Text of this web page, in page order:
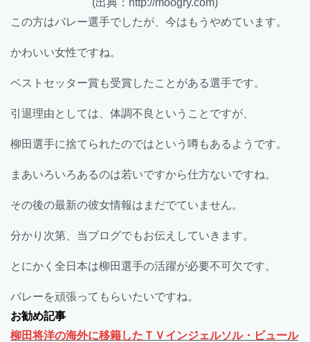
(出典：http://moogry.com)
この方はバレー選手でしたが、今はもうやめています。
かわいい女性ですね。
ベストセッター賞も受賞したことがある選手です。
引退理由としては、体調不良ということですが、
柳田選手に捨てられたのではという噂もあるようです。
まあいろいろあるのは若いですから仕方ないですね。
その後の最新の彼女情報はまだでていません。
分かり次第、当ブログでもお伝えしていきます。
とにかく全日本は柳田選手の活躍が必要不可欠です。
バレーを頑張ってもらいたいですね。
お勧め記事
柳田将洋の海外に移籍したＴＶインジェルソル・ビュール